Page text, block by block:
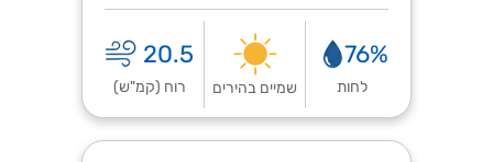
76%
לחות שמיים בהירים
20.5
רוח (קמ"ש)